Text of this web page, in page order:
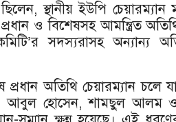
স্থানীয় ইউপি
ও বিশেষসহ আমন্ত্রিত
সদস্যরাসহ অন্যান্য
প্রধান অতিথি চেয়ারম্যান চলে
আবুল হোসেন, শামছুল আলম ও